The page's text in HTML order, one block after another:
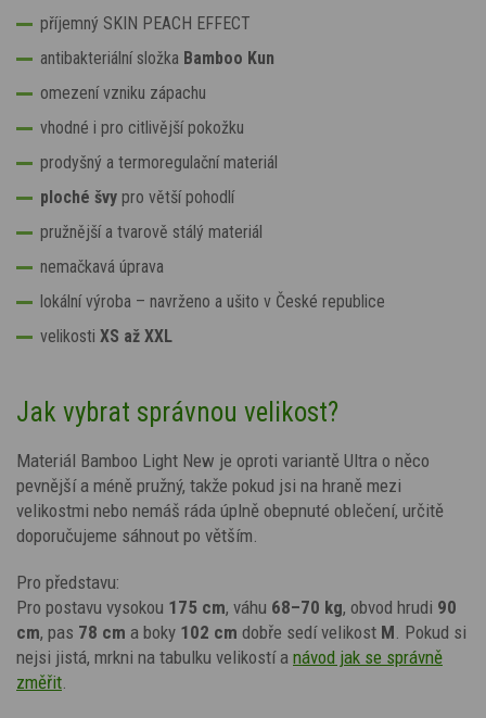
příjemný SKIN PEACH EFFECT
antibakteriální složka Bamboo Kun
omezení vzniku zápachu
vhodné i pro citlivější pokožku
prodyšný a termoregulační materiál
ploché švy pro větší pohodlí
pružnější a tvarově stálý materiál
nemačkavá úprava
lokální výroba – navrženo a ušito v České republice
velikosti XS až XXL
Jak vybrat správnou velikost?
Materiál Bamboo Light New je oproti variantě Ultra o něco
pevnější a méně pružný, takže pokud jsi na hraně mezi
velikostmi nebo nemáš ráda úplně obepnuté oblečení, určitě
doporučujeme sáhnout po větším.
Pro představu:
Pro postavu vysokou 175 cm, váhu 68–70 kg, obvod hrudi 90
cm, pas 78 cm a boky 102 cm dobře sedí velikost M . Pokud si
nejsi jistá, mrkni na tabulku velikostí a návod jak se správně
změřit